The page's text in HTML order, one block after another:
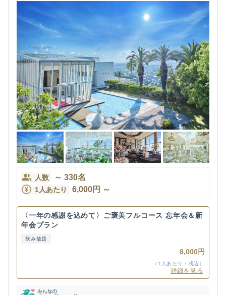
人数 ～ 330名
1人あたり 6,000円 ～
〈一年の感謝を込めて〉ご褒美フルコース 忘年会＆新
年会プラン
飲み放題
8,000円
（1人あたり・税込）
詳細を見る